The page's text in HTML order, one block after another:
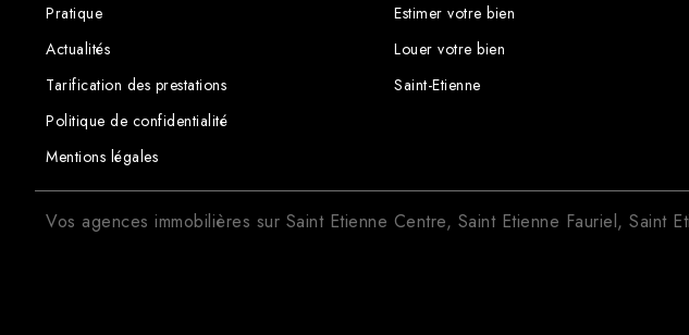
Pratique
Actualités
Tarification des prestations
Politique de confidentialité
Mentions légales
Estimer votre bien
Louer votre bien
Saint-Etienne
Vos agences immobilières sur Saint Etienne Centre, Saint Etienne Fauriel, Saint